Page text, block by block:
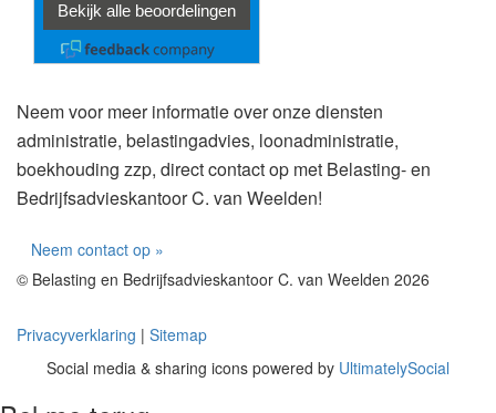
Neem voor meer informatie over onze diensten
administratie, belastingadvies, loonadministratie,
boekhouding zzp, direct contact op met Belasting- en
Bedrijfsadvieskantoor C. van Weelden!
Neem contact op »
© Belasting en Bedrijfsadvieskantoor C. van Weelden 2026
Privacyverklaring | Sitemap
Social media & sharing icons powered by UltimatelySocial